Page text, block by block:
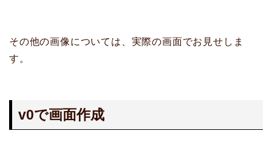
その他の画像については、実際の画面でお見せしま
す。
v0で画面作成